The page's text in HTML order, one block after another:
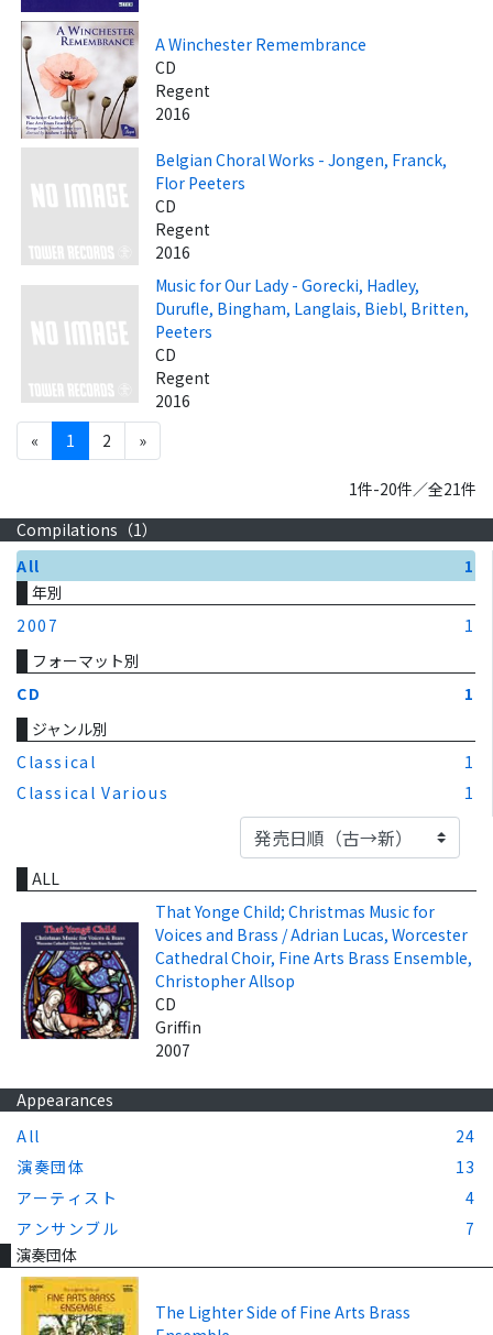
A Winchester Remembrance
CD
Regent
2016
Belgian Choral Works - Jongen, Franck,
Flor Peeters
CD
Regent
2016
Music for Our Lady - Gorecki, Hadley,
Durufle, Bingham, Langlais, Biebl, Britten,
Peeters
CD
Regent
2016
«
1 2 »
1件-20件／全21件
Compilations（1）
All
1
年別
2007
1
フォーマット別
CD
1
ジャンル別
Classical
1
Classical Various
1
ALL
That Yonge Child; Christmas Music for
Voices and Brass / Adrian Lucas, Worcester
Cathedral Choir, Fine Arts Brass Ensemble,
Christopher Allsop
CD
Griffin
2007
Appearances
All
24
演奏団体
13
アーティスト
4
アンサンブル
7
演奏団体
The Lighter Side of Fine Arts Brass